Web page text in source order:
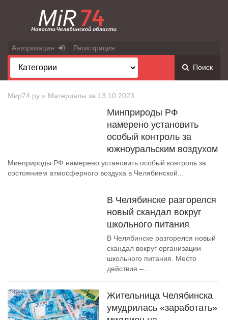
Авторизация Регистрация
Поиск
Мир74.ру » Материалы за 13.10.2023
Минприроды РФ
намерено установить
особый контроль за
южноуральским воздухом
Минприроды РФ намерено установить особый контроль за
состоянием атмосферного воздуха в Челябинской...
В Челябинске разгорелся
новый скандал вокруг
школьного питания
В Челябинске разгорелся новый
скандал вокруг организации
школьного питания. Место
действия –...
Жительница Челябинска
умудрилась «заработать»